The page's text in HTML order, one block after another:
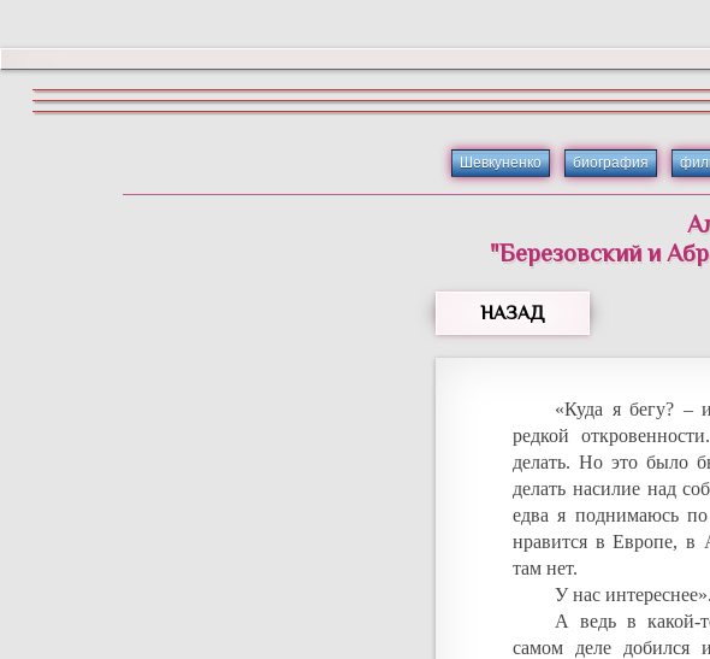
Шевкуненко биография
"Березовский и
НАЗАД
«Куда я бегу? –
редкой
делать. Но это было
делать насилие над
едва я поднимаюсь
нравится в Европе, в
там нет.
У нас интереснее».
А ведь в какой-
самом деле добился